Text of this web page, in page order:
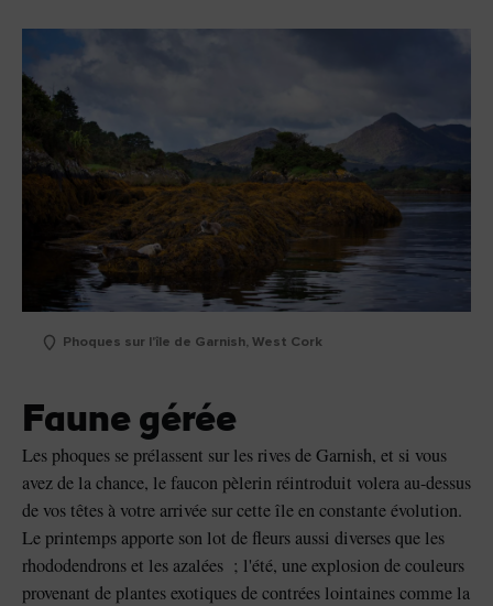
Phoques sur l'île de Garnish, West Cork
Faune gérée
Les phoques se prélassent sur les rives de Garnish, et si vous
avez de la chance, le faucon pèlerin réintroduit volera au-dessus
de vos têtes à votre arrivée sur cette île en constante évolution.
Le printemps apporte son lot de fleurs aussi diverses que les
rhododendrons et les azalées ; l'été, une explosion de couleurs
provenant de plantes exotiques de contrées lointaines comme la